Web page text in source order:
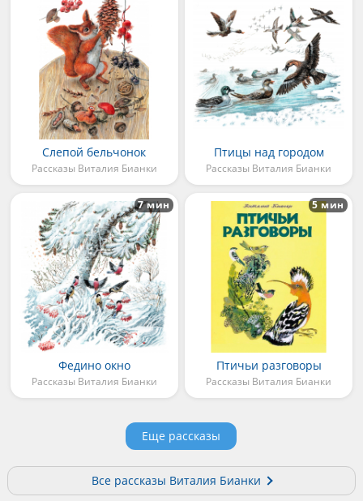
Слепой бельчонок
Рассказы Виталия Бианки
Птицы над городом
Рассказы Виталия Бианки
Федино окно
Рассказы Виталия Бианки
7 мин
Птичьи разговоры
Рассказы Виталия Бианки
5 мин
Еще рассказы
Все рассказы Виталия Бианки